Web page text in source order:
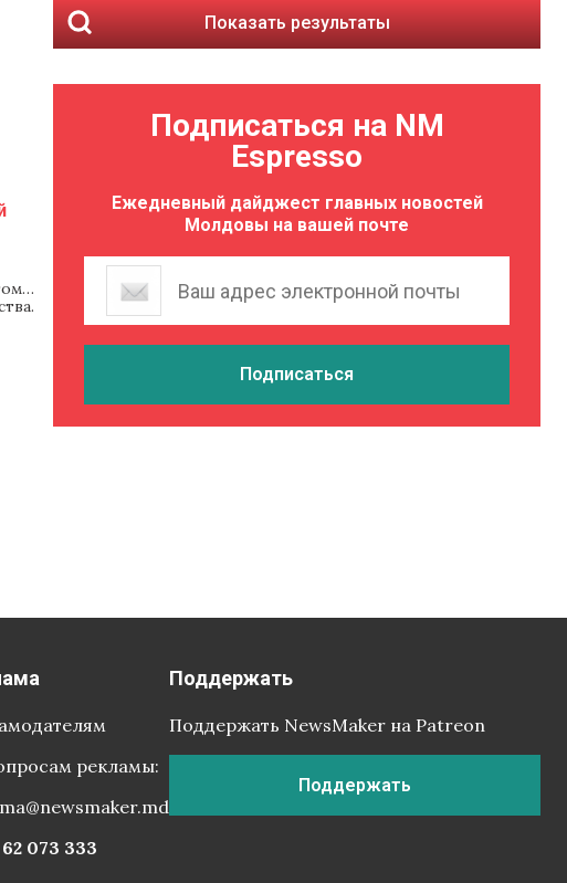
Показать результаты
Подписаться на NM
Espresso
Ежедневный дайджест главных новостей
Молдовы на вашей почте
рекламы:
073 333
Поддержать
Поддержать NewsMaker на Patreon
Поддержать